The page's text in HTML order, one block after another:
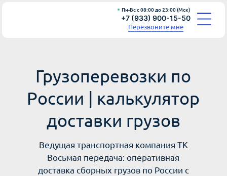
Пн-Вс с 08:00 до 23:00 (Мск)
+7 (933) 900-15-50
Перезвоните мне
НАШИ УСЛУГИ
О КОМПАНИИ
ПОЧЕМУ ВЫБИРАЮТ НАС?
ПРОЦЕСС РАБОТЫ
ПРОДУКТЫ
НОВОСТИ
Грузоперевозки по
России | калькулятор
доставки грузов
Ведущая транспортная компания ТК
Восьмая передача: оперативная
доставка сборных грузов по России с